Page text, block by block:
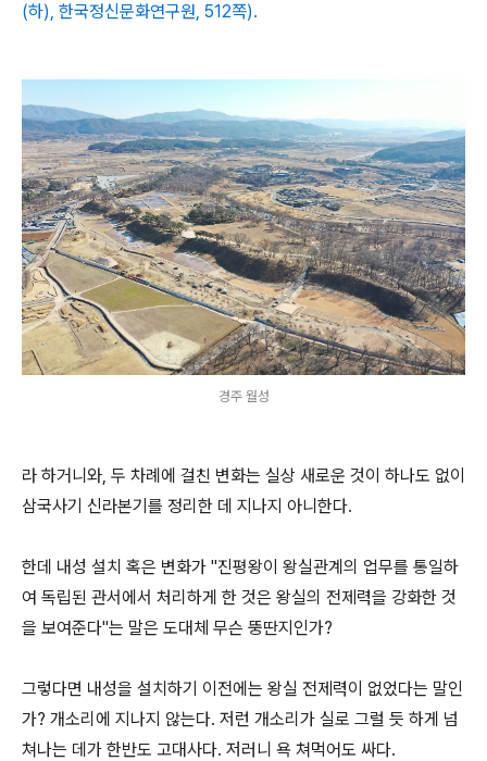
(하), 한국정신문화연구원, 512쪽).
경주 월성
라 하거니와, 두 차례에 걸친 변화는 실상 새로운 것이 하나도 없이
삼국사기 신라본기를 정리한 데 지나지 아니한다.
한데 내성 설치 혹은 변화가 "진평왕이 왕실관계의 업무를 통일하
여 독립된 관서에서 처리하게 한 것은 왕실의 전제력을 강화한 것
을 보여준다"는 말은 도대체 무슨 뚱딴지인가?
그렇다면 내성을 설치하기 이전에는 왕실 전제력이 없었다는 말인
가? 개소리에 지나지 않는다. 저런 개소리가 실로 그럴 듯 하게 넘
쳐나는 데가 한반도 고대사다. 저러니 욕 쳐먹어도 싸다.